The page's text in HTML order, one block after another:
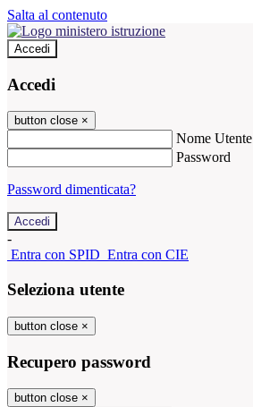
Salta al contenuto
Accedi
Accedi
button close ×
Nome Utente
Password
Password dimenticata?
-
Entra con SPID Entra con CIE
Seleziona utente
button close ×
Recupero password
button close ×